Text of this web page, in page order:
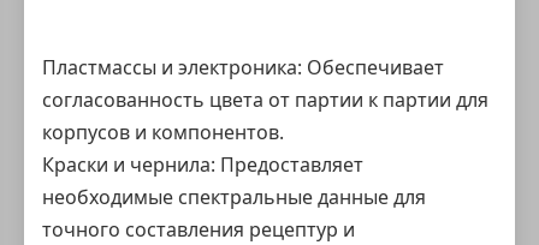
Пластмассы и электроника: Обеспечивает
согласованность цвета от партии к партии для
корпусов и компонентов.
Краски и чернила: Предоставляет
необходимые спектральные данные для
точного составления рецептур и